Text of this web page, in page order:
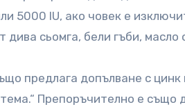
5000 IU, ако човек е
дива сьомга, бели гъби,
предлага допълване с
Препоръчително е също